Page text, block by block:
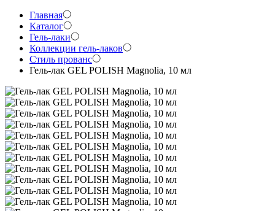
Главная
Каталог
Гель-лаки
Коллекции гель-лаков
Стиль прованс
Гель-лак GEL POLISH Magnolia, 10 мл